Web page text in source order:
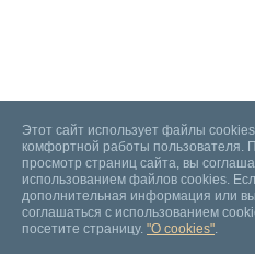
Этот сайт использует файлы
комфортной работы пользователя.
просмотр страниц сайта, вы
использованием файлов cookies.
дополнительная информация или
соглашаться с использованием
посетите страницу. "О cookies".